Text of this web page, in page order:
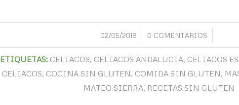
02/05/2018
/ 0 COMENTARIOS
/
ETIQUETAS: CELIACOS CELIACOS ANDALUCIA CELIACOS
CELIACOS COCINA SIN GLUTEN COMIDA SIN GLUTEN
MATEO SIERRA RECETAS SIN GLUTEN